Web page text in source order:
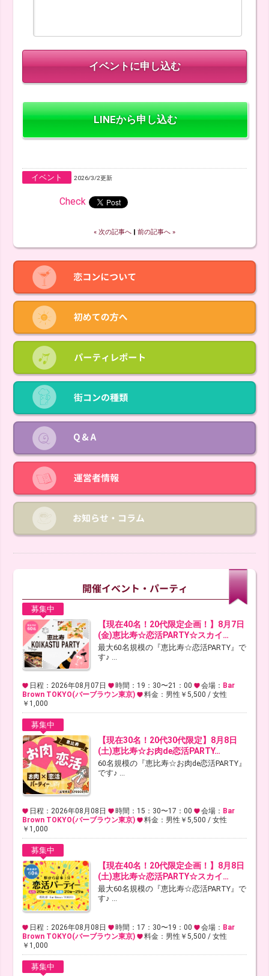
LINEから申し込む
イベント 2026/3/2更新
Check
« 次の記事へ ‖ 前の記事へ »
募集中
【現在40名！20代限定企画！】8月7日
(金)恵比寿☆恋活PARTY☆スカイ…
最大60名規模の『恵比寿☆恋活PARTY』で
す♪ ...
日程：2026年08月07日 時間：19：30〜21：00 会場： Bar
Brown TOKYO(バーブラウン東京)
料金：男性￥5,500 / 女性
￥1,000
募集中
【現在30名！20代30代限定】8月8日
(土)恵比寿☆お肉de恋活PARTY…
60名規模の『恵比寿☆お肉de恋活PARTY』
です♪ ...
日程：2026年08月08日 時間：15：30〜17：00 会場： Bar
Brown TOKYO(バーブラウン東京)
料金：男性￥5,500 / 女性
￥1,000
募集中
【現在40名！20代限定企画！】8月8日
(土)恵比寿☆恋活PARTY☆スカイ…
最大60名規模の『恵比寿☆恋活PARTY』で
す♪ ...
日程：2026年08月08日 時間：17：30〜19：00 会場： Bar
Brown TOKYO(バーブラウン東京)
料金：男性￥5,500 / 女性
￥1,000
募集中